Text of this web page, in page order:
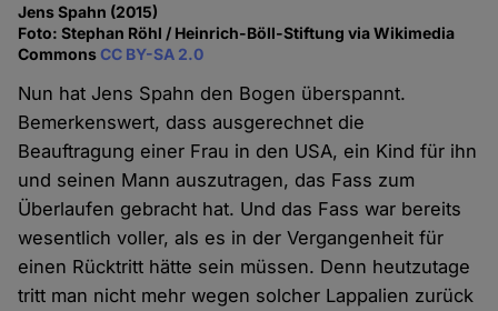
Jens Spahn (2015)
Foto: Stephan Röhl / Heinrich-Böll-Stiftung via Wikimedia
CommonsCC BY-SA 2.0
Nun hat Jens Spahn den Bogen überspannt.
Bemerkenswert, dass ausgerechnet die
Beauftragung einer Frau in den USA, ein Kind für ihn
und seinen Mann auszutragen, das Fass zum
Überlaufen gebracht hat. Und das Fass war bereits
wesentlich voller, als es in der Vergangenheit für
einen Rücktritt hätte sein müssen. Denn heutzutage
tritt man nicht mehr wegen solcher Lappalien zurück